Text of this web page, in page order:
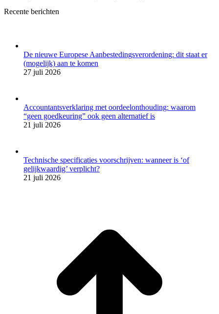
Recente berichten
De nieuwe Europese Aanbestedingsverordening: dit staat er
(mogelijk) aan te komen
27 juli 2026
Accountantsverklaring met oordeelonthouding: waarom
“geen goedkeuring” ook geen alternatief is
21 juli 2026
Technische specificaties voorschrijven: wanneer is ‘of
gelijkwaardig’ verplicht?
21 juli 2026